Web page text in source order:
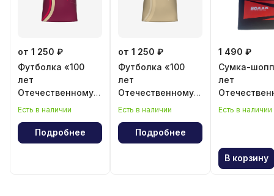
от 1 250 ₽
Футболка «100
лет
Отечественному
волейболу»
Есть в наличии
Подробнее
от 1 250 ₽
Футболка «100
лет
Отечественному
волейболу»
Есть в наличии
Подробнее
1 490 ₽
Сумка-
лет
волейболу
Есть в наличии
В корзину